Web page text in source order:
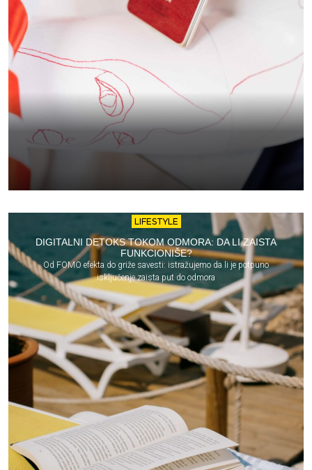
LIFESTYLE
DIGITALNI DETOKS TOKOM ODMORA: DA LI ZAISTA
FUNKCIONIŠE?
Od FOMO efekta do griže savesti: istražujemo da li je potpuno
isključenje zaista put do odmora